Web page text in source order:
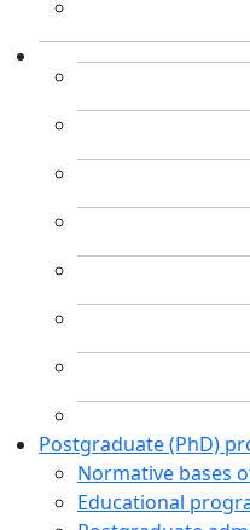
Postgraduate (PhD)
Normative bases
Educational